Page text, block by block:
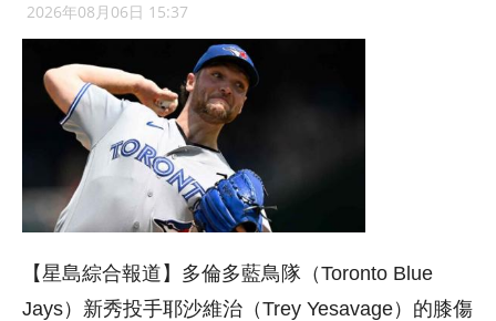
2026年08月06日 15:37
【星島綜合報道】多倫多藍鳥隊（Toronto Blue
Jays）新秀投手耶沙維治（Trey Yesavage）的膝傷